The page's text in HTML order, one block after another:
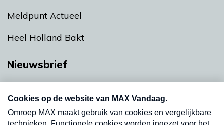
Meldpunt Actueel
Heel Holland Bakt
Nieuwsbrief
nieuwsbrief. Elke vrijdag- en dinsdagochtend in
uw mailbox.